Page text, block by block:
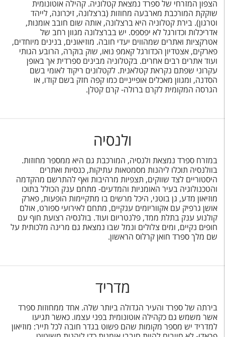
הצפון המזרחי של ספרד נמצאת קטלוניה. קהילה אוטונומית
שוקקת המורכבת מארבעה מחוזות (ברצלונה, זיכרונה, לייהד
וטרגון). בירת קטלוניה היא ברצלונה, אותה שום חובב אומנות,
אדריכלות וכדורגל לא יפספס. יש בברצלונה מגוון רחב של
אטרקציות ואתרים שמהווים יעדי חובה. מוזיאונים, בנינים מיוחדים,
פארקים, אצטדיון הכדורגל קאמפ נואו, שוק בוקרה, הרובע הגותי
ועוד אתרים רבים אחרים. בקטלוניה מבינים ספרדית אך באופן
עקרוני שפתם נקראת קטלאנית. לקטלונים ריקוד לאומי בשם
הסדנה, ומגוון מאכלים אופייניים כמו קפה חזק בשם קודו, או
הגרסה המקומית לקרם ברולה- קרם קטלן.
ולנסיה
במזרח ספרד נמצאת ולנסיה, המורכבת גם היא ממספר מחוזות.
בוולנסיה תוכלו ליהנות מסמטאות עתיקות, כנסיות ואתרים
היסטוריים לצד שווקים, תצפיות מרהיבות ואף להתרשם מהקדמה
והטכנולוגיה בעיר האומניות והמדעים- מתחם ענק הכולל בתוכו
מוזיאון מדע, גן בוטני, היכל מרשים בו מתקיימות הופעות, פארק
אושן גרפיק עם אקווריומים ענקיים, מתחם לאירועי ספורט, אולם
קולנוע ענק בתלת ממד, פלנטריום ועוד. בולנסיה רצועת חוף עם
חופים נקיים, ומים צלולים ונמל שבו נמצאת גם מרינה מלכותית על
שם מלך ספרד חואן קרלוס הראשון.
מדריד
בירתה של ספרד והעיר הגדולה ביותר שלה. אחד ממחוזות ספרד
אשר משמש גם כקהילה אוטונומית בפני עצמו. כאשר תגיעו
למדריד יש מספר מקומות שהם פשוט בגדר חובה לכל תייר: מוזיאון